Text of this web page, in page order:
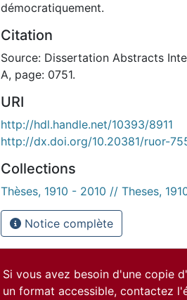
démocratiquement.
Citation
Source: Dissertation Abstracts
A, page: 0751.
URI
http://hdl.handle.net/10393/8911
http://dx.doi.org/10.20381/ruor-
Collections
Thèses, 1910 - 2010 // Theses,
Notice complète
Si vous avez besoin d'une copie
un format accessible, contactez